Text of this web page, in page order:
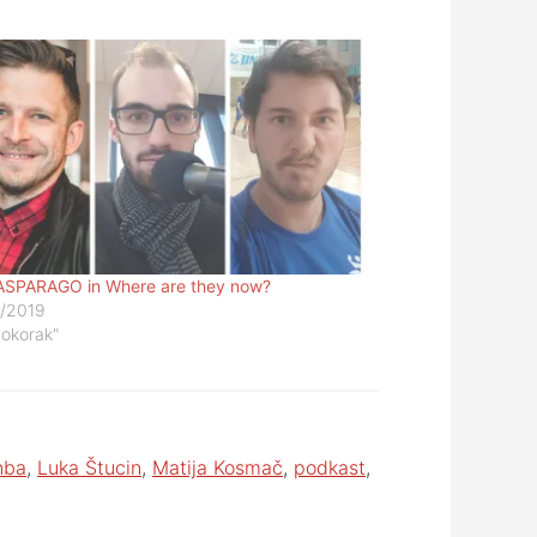
in Where are they now?
2019
, Luka Štucin, Matija Kosmač, podkast,